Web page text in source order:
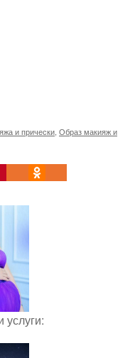
и прически Образ макияж и